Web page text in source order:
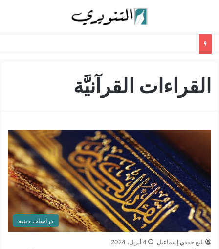
القراءات القرآنيَّة
دراسات دينية
بليغ حمدي إسماعيل 4 أبريل، 2024